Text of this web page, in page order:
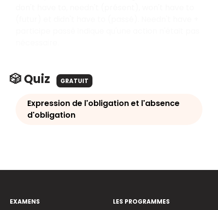
🎲 Quiz GRATUIT
Expression de l'obligation et l'absence
d'obligation
EXAMENS
LES PROGRAMMES